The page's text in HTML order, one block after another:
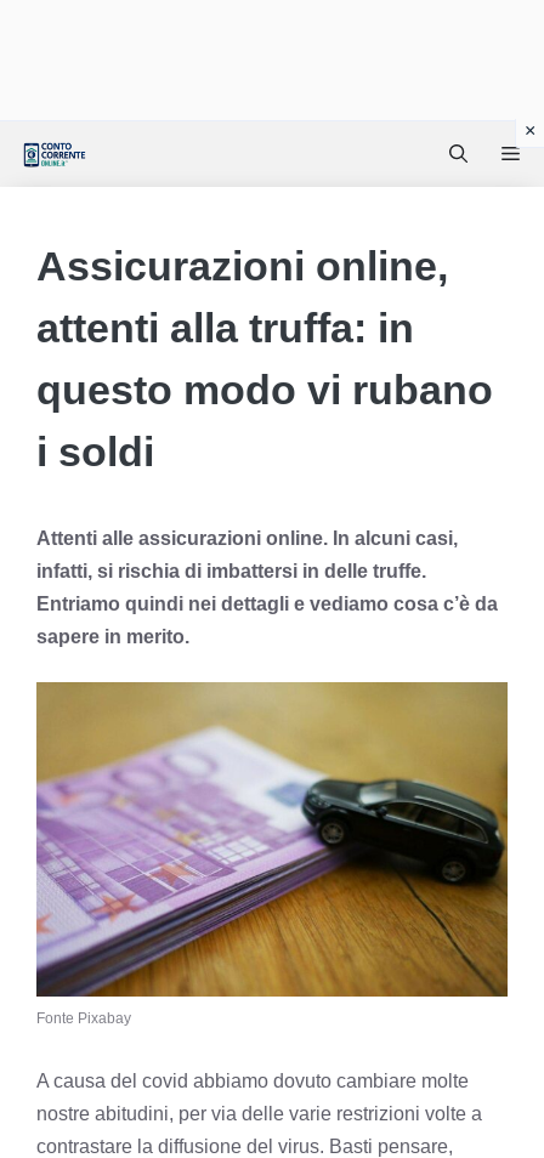
Assicurazioni online,
attenti alla truffa: in
questo modo vi rubano
i soldi
Attenti alle assicurazioni online. In alcuni casi,
infatti, si rischia di imbattersi in delle truffe.
Entriamo quindi nei dettagli e vediamo cosa c’è da
sapere in merito.
Fonte Pixabay
A causa del covid abbiamo dovuto cambiare molte
nostre abitudini, per via delle varie restrizioni volte a
contrastare la diffusione del virus. Basti pensare,